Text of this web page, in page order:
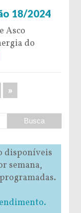
18/2024
Asco
do
»
disponíveis
semana,